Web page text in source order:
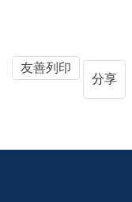
友善列印
分享